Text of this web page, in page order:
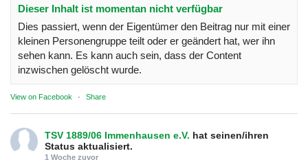
Dieser Inhalt ist momentan nicht verfügbar
Dies passiert, wenn der Eigentümer den Beitrag nur mit einer
kleinen Personengruppe teilt oder er geändert hat, wer ihn
sehen kann. Es kann auch sein, dass der Content
inzwischen gelöscht wurde.
View on Facebook · Share
TSV 1889/06 Immenhausen e.V. hat seinen/ihren
Status aktualisiert.
1 Woche zuvor